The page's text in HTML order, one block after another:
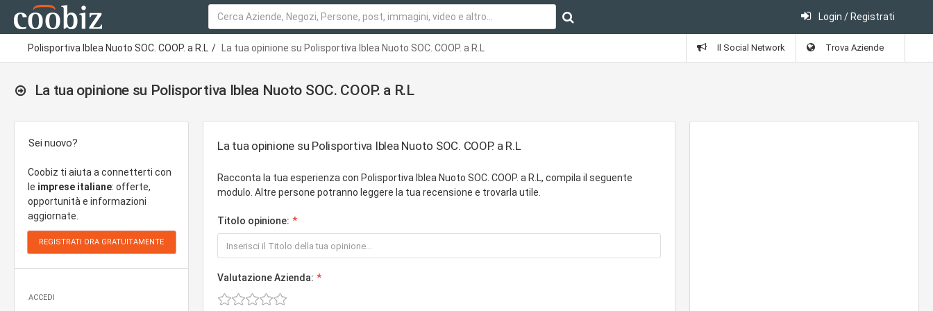
Login / Registrati
Polisportiva Iblea Nuoto SOC. COOP. a R.L La tua opinione su Polisportiva Iblea Nuoto SOC. COOP. a R.L Il Social Network Trova Aziende
La tua opinione su Polisportiva Iblea Nuoto SOC. COOP. a R.L
Sei nuovo?
Coobiz ti aiuta a connetterti con
le imprese italiane: offerte,
opportunità e informazioni
aggiornate.
ACCEDI
La tua opinione su Polisportiva Iblea Nuoto SOC. COOP. a R.L
Racconta la tua esperienza con Polisportiva Iblea Nuoto SOC. COOP. a R.L, compila il seguente
modulo. Altre persone potranno leggere la tua recensione e trovarla utile.
Titolo opinione:
Valutazione Azienda: